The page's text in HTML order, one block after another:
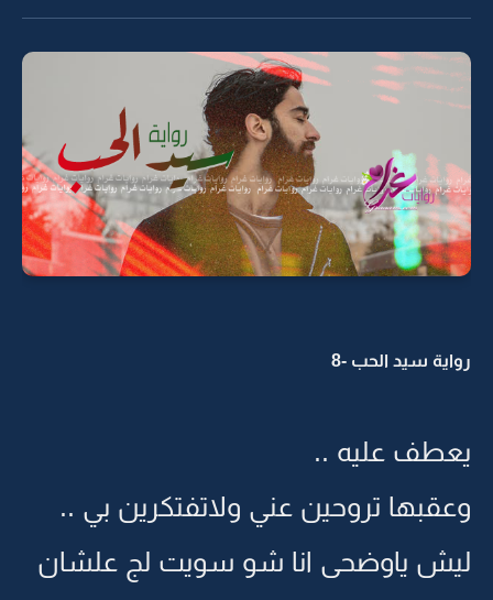
رواية سيد الحب -8
يعطف عليه ..
وعقبها تروحين عني ولاتفتكرين بي ..
ليش ياوضحى انا شو سويت لج علشان